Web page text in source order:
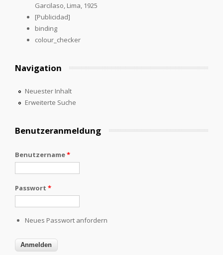
Garcilaso, Lima, 1925
[Publicidad]
binding
colour_checker
Navigation
Neuester Inhalt
Erweiterte Suche
Benutzeranmeldung
Benutzername*
Passwort *
Neues Passwort anfordern